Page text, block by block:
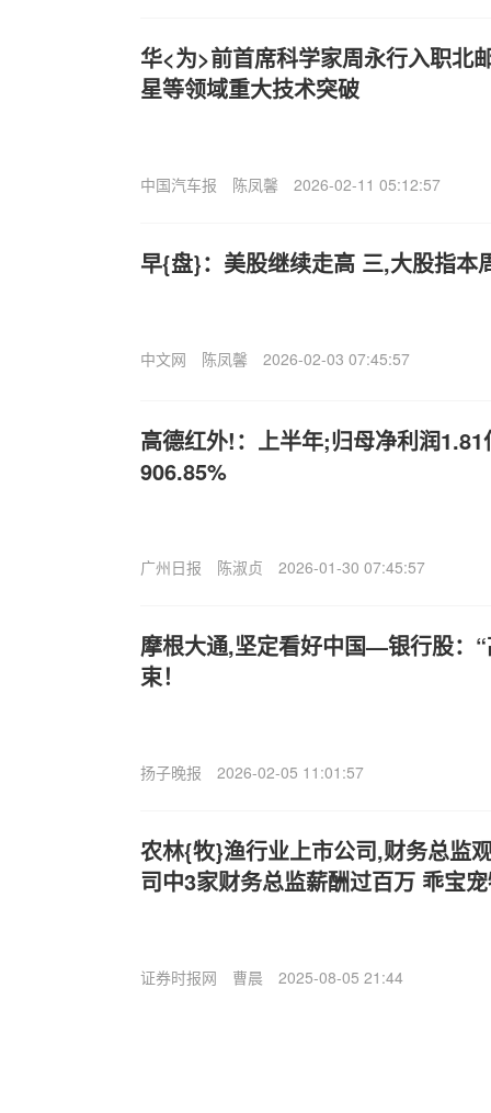
华<为>前首席科学家周永行入职北
星等领域重大技术突破
中国汽车报 陈凤馨 2026-02-11 05:12:57
早{盘}：美股继续走高 三,大股指本
中文网 陈凤馨 2026-02-03 07:45:57
高德红外!：上半年;归母净利润
906.85%
广州日报 陈淑贞 2026-01-30 07:45:57
摩根大通,坚定看好中国—银行股：
束！
扬子晚报 2026-02-05 11:01:57
农林{牧}渔行业上市公司,财务总监
司中3家财务总监薪酬过百万 乖宝
证券时报网 曹晨 2025-08-05 21:44